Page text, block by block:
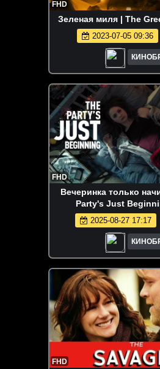
FHD
Зеленая миля | The
2023-07-05 09:36
FHD
Вечеринка только
Party's Just
2025-08-27 17:17
FHD